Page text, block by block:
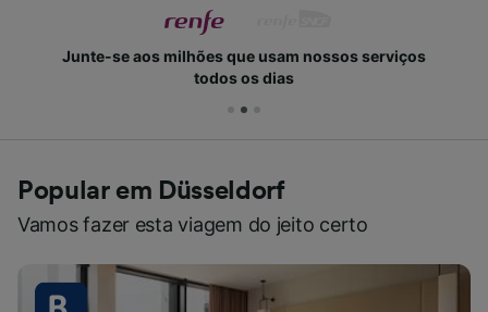
Junte-se aos milhões que usam nossos serviços
todos os dias
Popular em Düsseldorf
Vamos fazer esta viagem do jeito certo